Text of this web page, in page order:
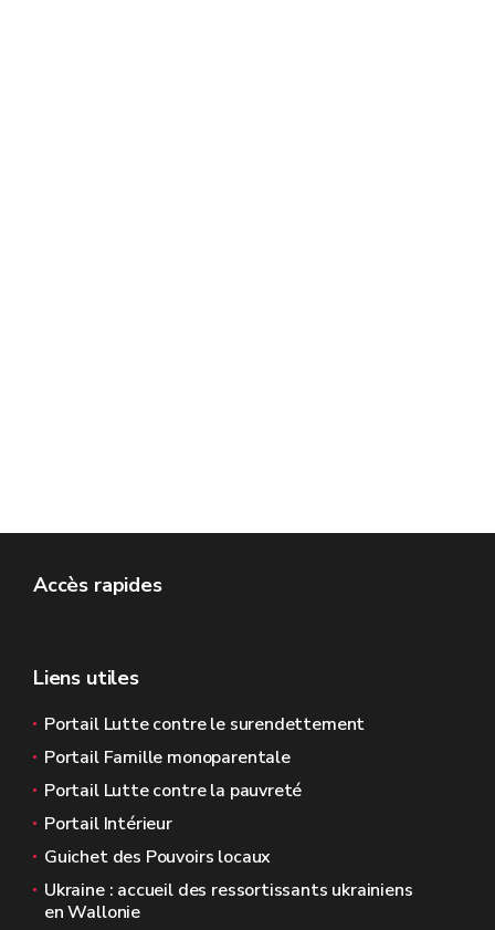
Accès rapides
Liens utiles
Portail Lutte contre le surendettement
Portail Famille monoparentale
Portail Lutte contre la pauvreté
Portail Intérieur
Guichet des Pouvoirs locaux
Ukraine : accueil des ressortissants ukrainiens
en Wallonie